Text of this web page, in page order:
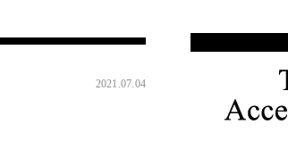
2021.07.04